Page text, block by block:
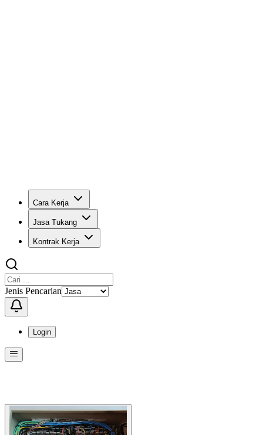
Cara Kerja
Jasa Tukang
Kontrak Kerja
Jenis Pencarian
Login
Menu ini berisi navigasi untuk mengakses fitur-fitur di KangPro